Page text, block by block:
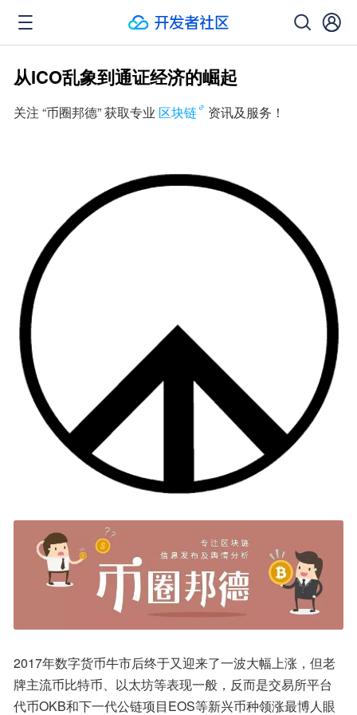
从ICO乱象到通证经济的崛起
关注 “币圈邦德” 获取专业 区块链 资讯及服务！
2017年数字货币牛市后终于又迎来了一波大幅上涨，但老
牌主流币比特币、以太坊等表现一般，反而是交易所平台
代币OKB和下一代公链项目EOS等新兴币种领涨最博人眼